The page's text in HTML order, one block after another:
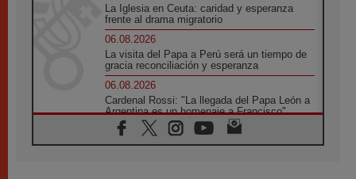
La Iglesia en Ceuta: caridad y esperanza
frente al drama migratorio
06.08.2026
La visita del Papa a Perú será un tiempo de
gracia reconciliación y esperanza
06.08.2026
Cardenal Rossi: "La llegada del Papa León a
Argentina es un homenaje a Francisco"
06.08.2026
En Asís, León XIV invita a los jóvenes a